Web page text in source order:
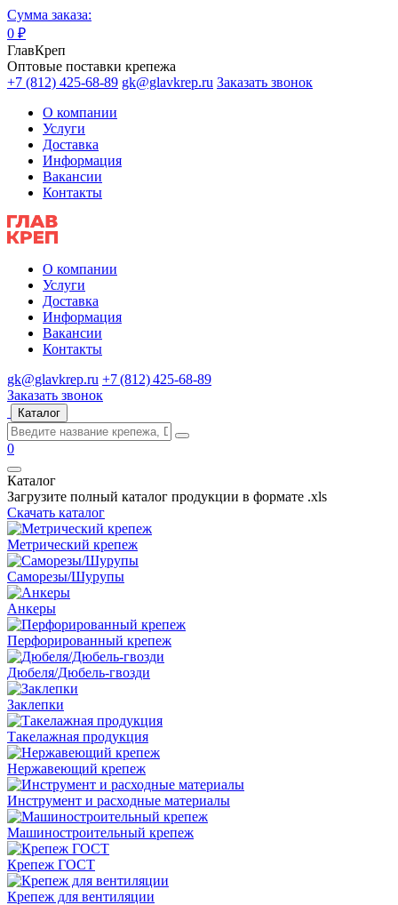
Сумма заказа:
0 ₽
ГлавКреп
Оптовые поставки крепежа
+7 (812) 425-68-89 gk@glavkrep.ru Заказать звонок
О компании
Услуги
Доставка
Информация
Вакансии
Контакты
О компании
Услуги
Доставка
Информация
Вакансии
Контакты
gk@glavkrep.ru +7 (812) 425-68-89
Заказать звонок
Каталог
0
Каталог
Загрузите полный каталог продукции в формате .xls
Скачать каталог
Метрический крепеж
Саморезы/Шурупы
Анкеры
Перфорированный крепеж
Дюбеля/Дюбель-гвозди
Заклепки
Такелажная продукция
Нержавеющий крепеж
Инструмент и расходные материалы
Машиностроительный крепеж
Крепеж ГОСТ
Крепеж для вентиляции